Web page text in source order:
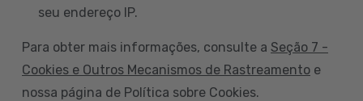
seu endereço IP.
Para obter mais informações, consulte a Seção 7 -
Cookies e Outros Mecanismos de Rastreamento e
nossa página de Política sobre Cookies.